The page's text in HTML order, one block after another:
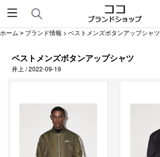
ホーム > ブランド情報 > ベストメンズボタンアップシャツ
ベストメンズボタンアップシャツ
井上 / 2022-09-19